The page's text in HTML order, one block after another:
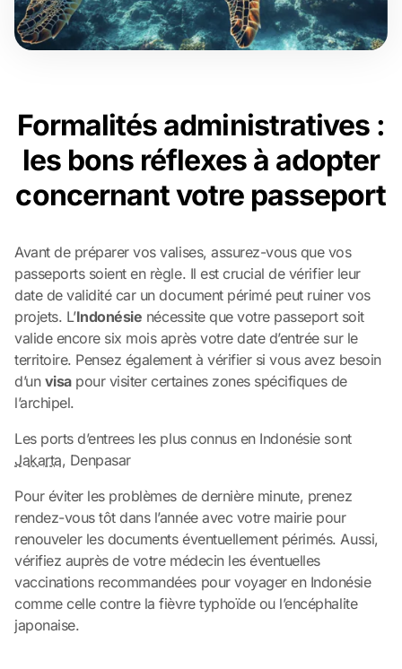
Formalités administratives :
les bons réflexes à adopter
concernant votre passeport
Avant de préparer vos valises, assurez-vous que vos
passeports soient en règle. Il est crucial de vérifier leur
date de validité car un document périmé peut ruiner vos
projets. L’Indonésie nécessite que votre passeport soit
valide encore six mois après votre date d’entrée sur le
territoire. Pensez également à vérifier si vous avez besoin
d’un visapour visiter certaines zones spécifiques de
l’archipel.
Les ports d’entrees les plus connus en Indonésie sont
Jakarta, Denpasar
Pour éviter les problèmes de dernière minute, prenez
rendez-vous tôt dans l’année avec votre mairie pour
renouveler les documents éventuellement périmés. Aussi,
vérifiez auprès de votre médecin les éventuelles
vaccinations recommandées pour voyager en Indonésie
comme celle contre la fièvre typhoïde ou l’encéphalite
japonaise.